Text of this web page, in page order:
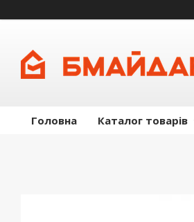
Головна Каталог товарів